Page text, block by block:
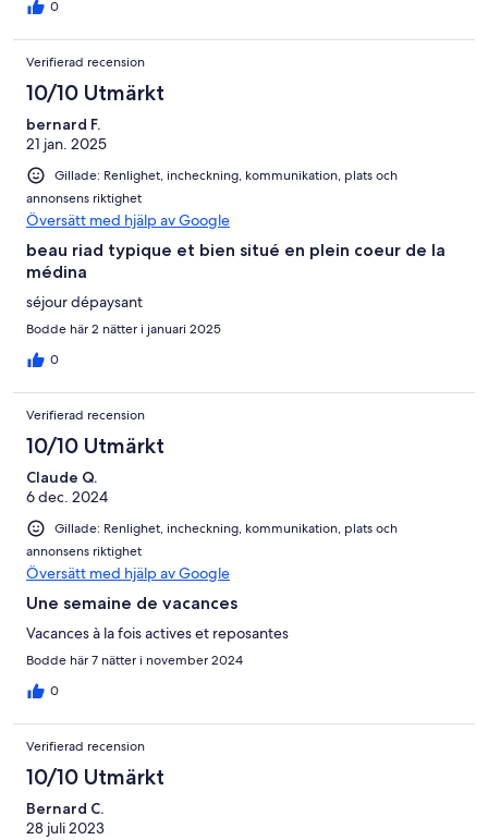
0
Verifierad recension
10/10 Utmärkt
bernard F.
21 jan. 2025
Gillade: Renlighet, incheckning, kommunikation, plats och
annonsens riktighet
Översätt med hjälp av Google
beau riad typique et bien situé en plein coeur de la
médina
séjour dépaysant
Bodde här 2 nätter i januari 2025
0
Verifierad recension
10/10 Utmärkt
Claude Q.
6 dec. 2024
Gillade: Renlighet, incheckning, kommunikation, plats och
annonsens riktighet
Översätt med hjälp av Google
Une semaine de vacances
Vacances à la fois actives et reposantes
Bodde här 7 nätter i november 2024
0
Verifierad recension
10/10 Utmärkt
Bernard C.
28 juli 2023